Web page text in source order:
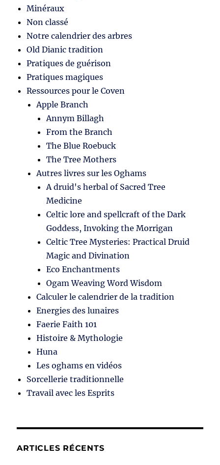
Minéraux
Non classé
Notre calendrier des arbres
Old Dianic tradition
Pratiques de guérison
Pratiques magiques
Ressources pour le Coven
Apple Branch
Annym Billagh
From the Branch
The Blue Roebuck
The Tree Mothers
Autres livres sur les Oghams
A druid's herbal of Sacred Tree
Medicine
Celtic lore and spellcraft of the Dark
Goddess, Invoking the Morrigan
Celtic Tree Mysteries: Practical Druid
Magic and Divination
Eco Enchantments
Ogam Weaving Word Wisdom
Calculer le calendrier de la tradition
Energies des lunaires
Faerie Faith 101
Histoire & Mythologie
Huna
Les oghams en vidéos
Sorcellerie traditionnelle
Travail avec les Esprits
ARTICLES RÉCENTS